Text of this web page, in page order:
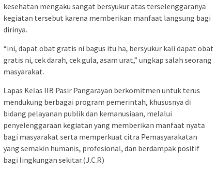
kesehatan mengaku sangat bersyukur atas terselenggaranya
kegiatan tersebut karena memberikan manfaat langsung bagi
dirinya.
“ini, dapat obat gratis ni bagus itu ha, bersyukur kali dapat obat
gratis ni, cek darah, cek gula, asam urat,” ungkap salah seorang
masyarakat.
Lapas Kelas IIB Pasir Pangarayan berkomitmen untuk terus
mendukung berbagai program pemerintah, khususnya di
bidang pelayanan publik dan kemanusiaan, melalui
penyelenggaraan kegiatan yang memberikan manfaat nyata
bagi masyarakat serta memperkuat citra Pemasyarakatan
yang semakin humanis, profesional, dan berdampak positif
bagi lingkungan sekitar.(J.C.R)